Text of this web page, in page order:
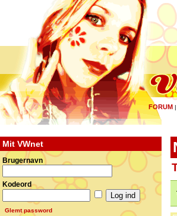
FORUM |
Mit VWnet
Brugernavn
Kodeord
Glemt password